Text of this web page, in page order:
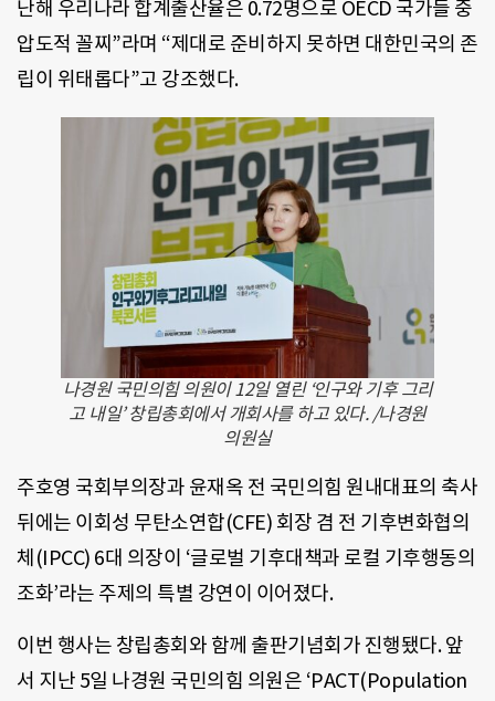
난해 우리나라 합계출산율은 0.72명으로 OECD 국가들 중
압도적 꼴찌”라며 “제대로 준비하지 못하면 대한민국의 존
립이 위태롭다”고 강조했다.
나경원 국민의힘 의원이 12일 열린 ‘인구와 기후 그리
고 내일’ 창립총회에서 개회사를 하고 있다. /나경원
의원실
주호영 국회부의장과 윤재옥 전 국민의힘 원내대표의 축사
뒤에는 이회성 무탄소연합(CFE) 회장 겸 전 기후변화협의
체(IPCC) 6대 의장이 ‘글로벌 기후대책과 로컬 기후행동의
조화’라는 주제의 특별 강연이 이어졌다.
이번 행사는 창립총회와 함께 출판기념회가 진행됐다. 앞
서 지난 5일 나경원 국민의힘 의원은 ‘PACT(Population